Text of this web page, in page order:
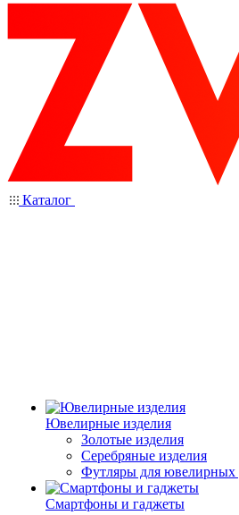
Каталог
Ювелирные изделия
Золотые изделия
Серебряные изделия
Футляры для ювелирных
Смартфоны и гаджеты